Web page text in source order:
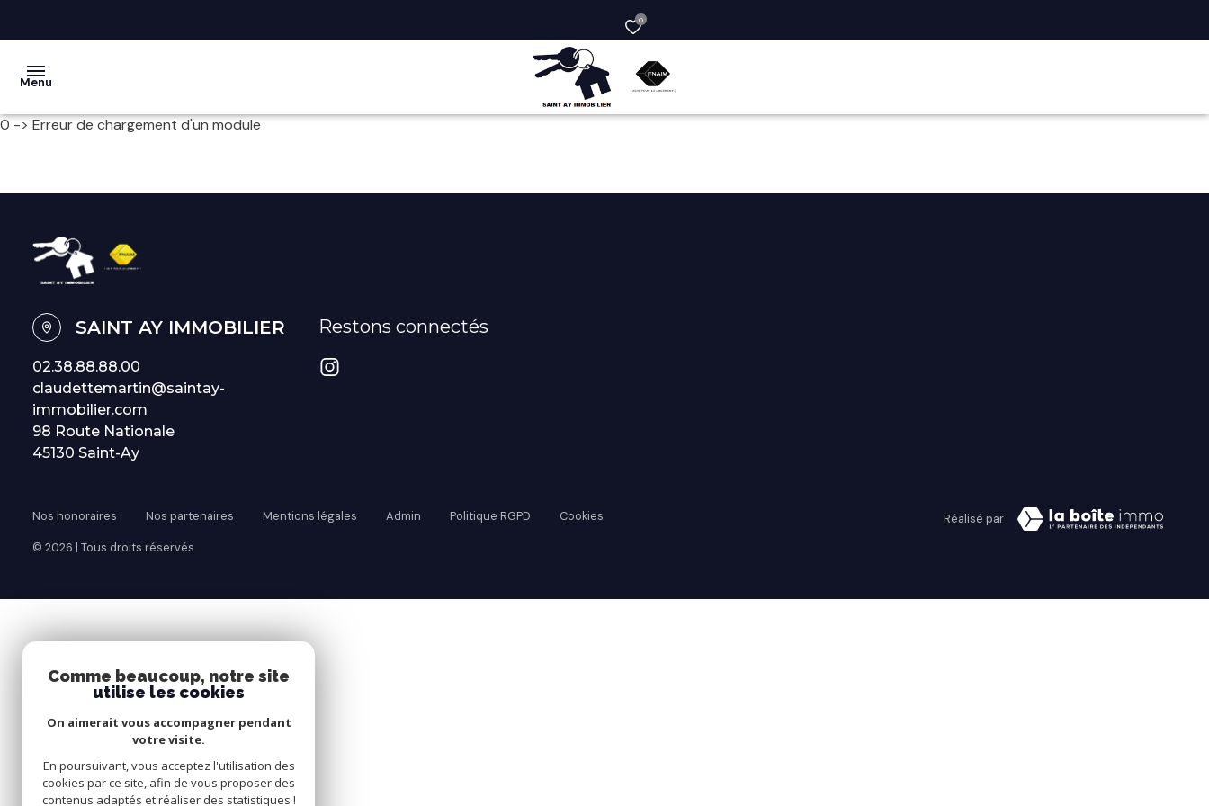
0
Menu
vendre
société
services
avis
clients
contact
0 -> Erreur de chargement d'un module
SAINT AY IMMOBILIER
02.38.88.88.00
claudettemartin@saintay-
immobilier.com
98 Route Nationale
45130 Saint-Ay
Restons connectés
Nos honoraires Nos partenaires Mentions légales Admin Politique RGPD Cookies
© 2026 | Tous droits réservés
Réalisé par
Comme beaucoup, notre site
utilise les cookies
On aimerait vous accompagner pendant
votre visite.
En poursuivant, vous acceptez l'utilisation des
cookies par ce site, afin de vous proposer des
contenus adaptés et réaliser des statistiques !